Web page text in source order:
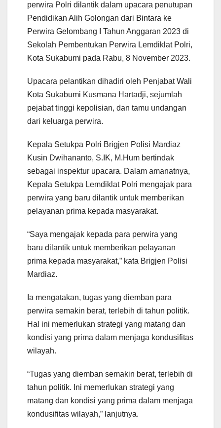
perwira Polri dilantik dalam upacara penutupan
Pendidikan Alih Golongan dari Bintara ke
Perwira Gelombang I Tahun Anggaran 2023 di
Sekolah Pembentukan Perwira Lemdiklat Polri,
Kota Sukabumi pada Rabu, 8 November 2023.
Upacara pelantikan dihadiri oleh Penjabat Wali
Kota Sukabumi Kusmana Hartadji, sejumlah
pejabat tinggi kepolisian, dan tamu undangan
dari keluarga perwira.
Kepala Setukpa Polri Brigjen Polisi Mardiaz
Kusin Dwihananto, S.IK, M.Hum bertindak
sebagai inspektur upacara. Dalam amanatnya,
Kepala Setukpa Lemdiklat Polri mengajak para
perwira yang baru dilantik untuk memberikan
pelayanan prima kepada masyarakat.
“Saya mengajak kepada para perwira yang
baru dilantik untuk memberikan pelayanan
prima kepada masyarakat,” kata Brigjen Polisi
Mardiaz.
Ia mengatakan, tugas yang diemban para
perwira semakin berat, terlebih di tahun politik.
Hal ini memerlukan strategi yang matang dan
kondisi yang prima dalam menjaga kondusifitas
wilayah.
“Tugas yang diemban semakin berat, terlebih di
tahun politik. Ini memerlukan strategi yang
matang dan kondisi yang prima dalam menjaga
kondusifitas wilayah,” lanjutnya.